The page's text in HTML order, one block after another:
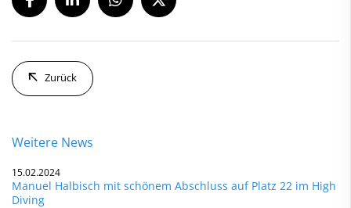
Zurück
Weitere News
15.02.2024
Manuel Halbisch mit schönem Abschluss auf Platz 22 im High
Diving